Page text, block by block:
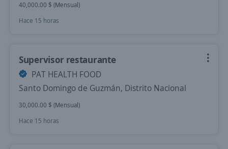
40,000.00 $ (Mensual)
Hace 15 horas
Supervisor restaurante
PAT HEALTH FOOD
Santo Domingo de Guzmán, Distrito Nacional
30,000.00 $ (Mensual)
Hace 15 horas